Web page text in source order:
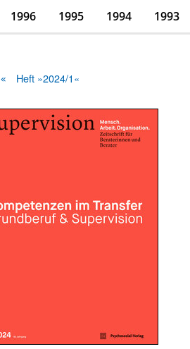
1996 1995 1994 1993
Heft »2024/1«